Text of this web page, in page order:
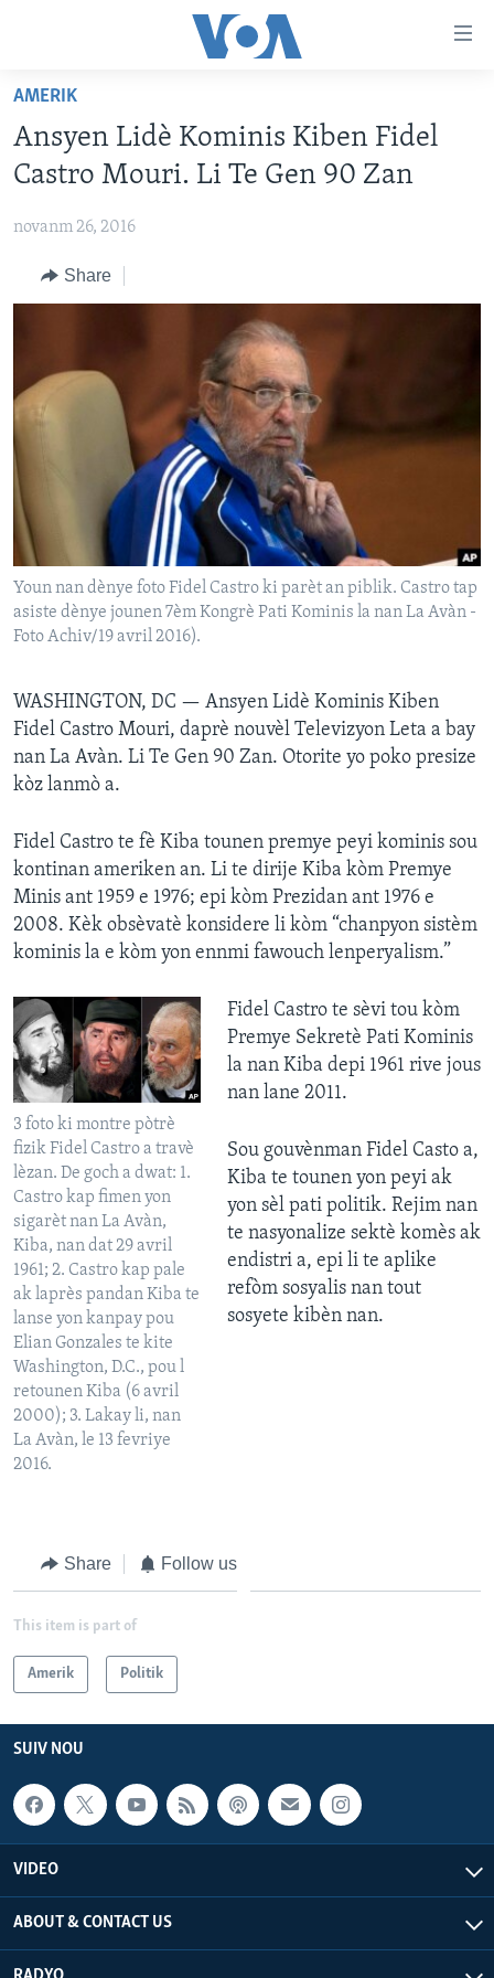
Skip
main
content
to
Navigation
Skip
LÈZETAZINI
ENTÈNASYONAL
VIDEO
Learning English
AMERIK
Ansyen Lidè Kominis Kiben Fidel
Castro Mouri. Li Te Gen 90 Zan
novanm 26, 2016
Share
Youn nan dènye foto Fidel Castro ki parèt an piblik. Castro tap
asiste dènye jounen 7èm Kongrè Pati Kominis la nan La Avàn -
Foto Achiv/19 avril 2016).
WASHINGTON, DC — Ansyen Lidè Kominis Kiben
Fidel Castro Mouri, daprè nouvèl Televizyon Leta a bay
nan La Avàn. Li Te Gen 90 Zan. Otorite yo poko presize
kòz lanmò a.
Fidel Castro te fè Kiba tounen premye peyi kominis sou
kontinan ameriken an. Li te dirije Kiba kòm Premye
Minis ant 1959 e 1976; epi kòm Prezidan ant 1976 e
2008. Kèk obsèvatè konsidere li kòm “chanpyon sistèm
kominis la e kòm yon ennmi fawouch lenperyalism.”
3 foto ki montre pòtrè
fizik Fidel Castro a travè
lèzan. De goch a dwat: 1.
Castro kap fimen yon
sigarèt nan La Avàn,
Kiba, nan dat 29 avril
1961; 2. Castro kap pale
ak laprès pandan Kiba te
lanse yon kanpay pou
Elian Gonzales te kite
Washington, D.C., pou l
retounen Kiba (6 avril
2000); 3. Lakay li, nan
La Avàn, le 13 fevriye
2016.
Fidel Castro te sèvi tou kòm
Premye Sekretè Pati Kominis
la nan Kiba depi 1961 rive jous
nan lane 2011.
Sou gouvènman Fidel Casto a,
Kiba te tounen yon peyi ak
yon sèl pati politik. Rejim nan
te nasyonalize sektè komès ak
endistri a, epi li te aplike
refòm sosyalis nan tout
sosyete kibèn nan.
Share Follow us
This item is part of
Amerik Politik
SUIV NOU
VIDEO
ABOUT & CONTACT US